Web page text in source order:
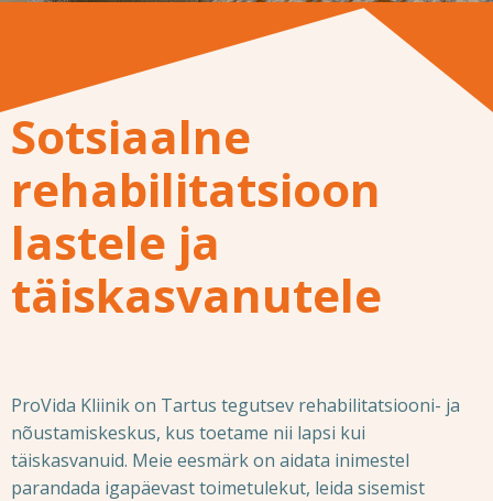
Sotsiaalne
rehabilitatsioon
lastele ja
täiskasvanutele
ProVida Kliinik on Tartus tegutsev rehabilitatsiooni- ja
nõustamiskeskus, kus toetame nii lapsi kui
täiskasvanuid. Meie eesmärk on aidata inimestel
parandada igapäevast toimetulekut, leida sisemist